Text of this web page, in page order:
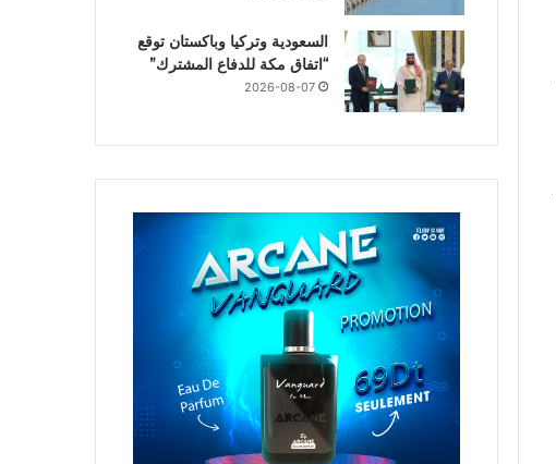
السعودية وتركيا وباكستان توقع
“اتفاق مكة للدفاع المشترك”
2026-08-07